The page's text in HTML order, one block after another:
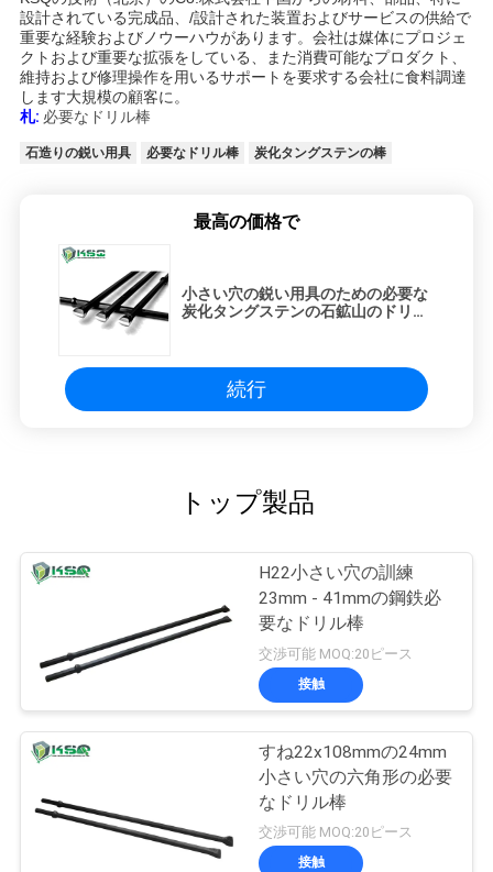
設計されている完成品、/設計された装置およびサービスの供給で
重要な経験およびノウーハウがあります。会社は媒体にプロジェ
クトおよび重要な拡張をしている、また消費可能なプロダクト、
維持および修理操作を用いるサポートを要求する会社に食料調達
します大規模の顧客に。
札: 必要なドリル棒
石造りの鋭い用具 必要なドリル棒 炭化タングステンの棒
最高の価格で
小さい穴の鋭い用具のための必要な
炭化タングステンの石鉱山のドリル
続行
トップ製品
H22小さい穴の訓練
23mm - 41mmの鋼鉄必
要なドリル棒
交渉可能 MOQ:20ピース
接触
すね22x108mmの24mm
小さい穴の六角形の必要
なドリル棒
交渉可能 MOQ:20ピース
接触